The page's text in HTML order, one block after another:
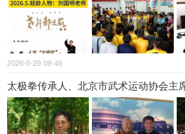
2026-5-29 09:46
太极拳传承人、北京市武术运动协会